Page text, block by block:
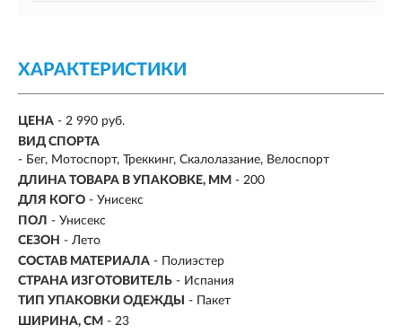
ХАРАКТЕРИСТИКИ
ЦЕНА - 2 990 руб.
ВИД СПОРТА
- Бег, Мотоспорт, Треккинг, Скалолазание, Велоспорт
ДЛИНА ТОВАРА В УПАКОВКЕ, ММ - 200
ДЛЯ КОГО - Унисекс
ПОЛ - Унисекс
СЕЗОН - Лето
СОСТАВ МАТЕРИАЛА - Полиэстер
СТРАНА ИЗГОТОВИТЕЛЬ - Испания
ТИП УПАКОВКИ ОДЕЖДЫ
- Пакет
ШИРИНА, СМ - 23